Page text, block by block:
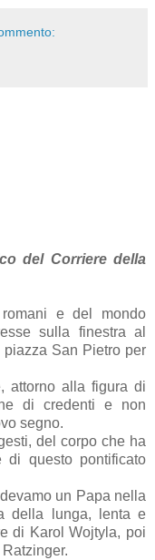
del Corriere della
e del mondo
sulla finestra al
San Pietro per
attorno alla figura di
di credenti e non
segno.
del corpo che ha
di questo pontificato
un Papa nella
della lunga, lenta e
di Karol Wojtyla, poi